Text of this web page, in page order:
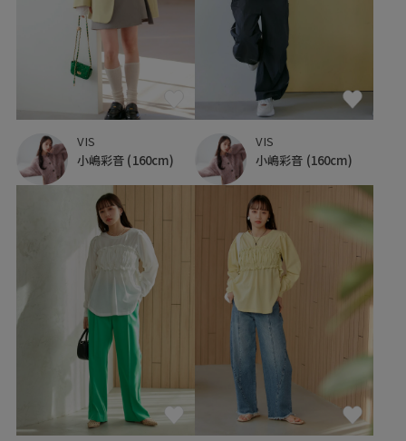
VIS
小嶋彩音 (160cm)
VIS
小嶋彩音 (160cm)